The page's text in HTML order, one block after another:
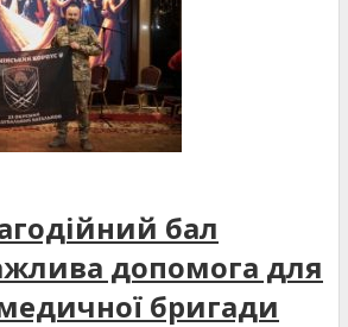
бал
допомога для
бригади